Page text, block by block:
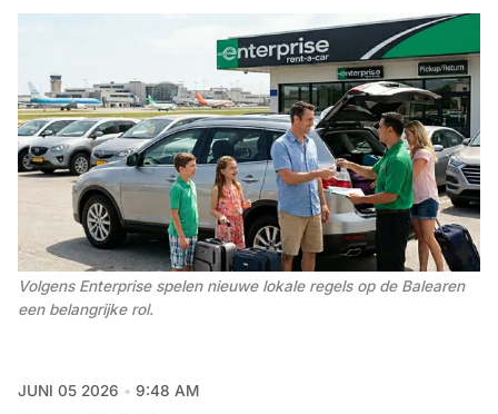
Volgens Enterprise spelen nieuwe lokale regels op de Balearen
een belangrijke rol.
JUNI 05 2026
9:48 AM